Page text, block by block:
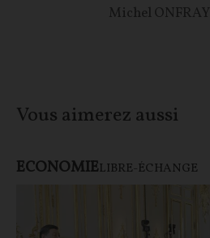
Michel ONFRAY
Vous aimerez aussi
ECONOMIELIBRE-ÉCHANGE